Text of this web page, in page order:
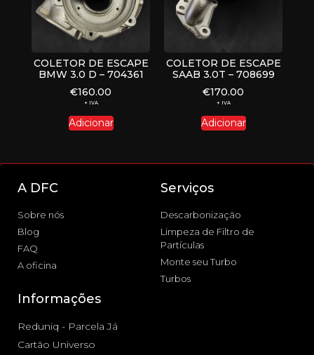
COLETOR DE ESCAPE
BMW 3.0 D – 704361
€160.00
+ IVA
Adicionar
COLETOR DE ESCAPE
SAAB 3.0T – 708699
€170.00
+ IVA
Adicionar
A DFC
Sobre nós
Blog
FAQ
A oficina
Serviços
Descarbonização
Limpeza de Filtro de
Partículas
Monte seu Turbo
Turbos
Informações
Reduniq - Parcela Já
Cartão Universo